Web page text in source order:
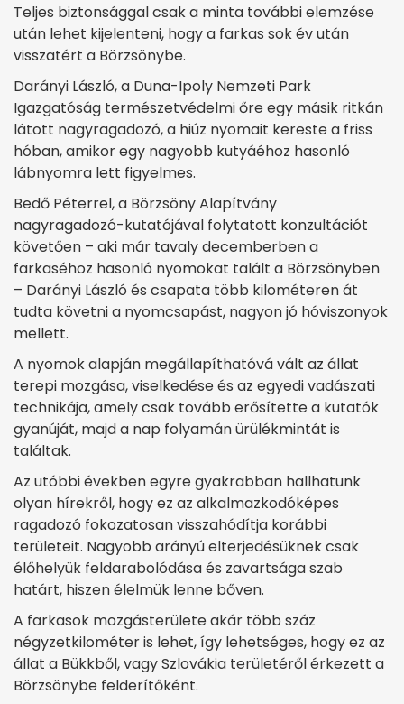
Teljes biztonsággal csak a minta további elemzése
után lehet kijelenteni, hogy a farkas sok év után
visszatért a Börzsönybe.
Darányi László, a Duna-Ipoly Nemzeti Park
Igazgatóság természetvédelmi őre egy másik ritkán
látott nagyragadozó, a hiúz nyomait kereste a friss
hóban, amikor egy nagyobb kutyáéhoz hasonló
lábnyomra lett figyelmes.
Bedő Péterrel, a Börzsöny Alapítvány
nagyragadozó-kutatójával folytatott konzultációt
követően – aki már tavaly decemberben a
farkaséhoz hasonló nyomokat talált a Börzsönyben
– Darányi László és csapata több kilométeren át
tudta követni a nyomcsapást, nagyon jó hóviszonyok
mellett.
A nyomok alapján megállapíthatóvá vált az állat
terepi mozgása, viselkedése és az egyedi vadászati
technikája, amely csak tovább erősítette a kutatók
gyanúját, majd a nap folyamán ürülékmintát is
találtak.
Az utóbbi években egyre gyakrabban hallhatunk
olyan hírekről, hogy ez az alkalmazkodóképes
ragadozó fokozatosan visszahódítja korábbi
területeit. Nagyobb arányú elterjedésüknek csak
élőhelyük feldarabolódása és zavartsága szab
határt, hiszen élelmük lenne bőven.
A farkasok mozgásterülete akár több száz
négyzetkilométer is lehet, így lehetséges, hogy ez az
állat a Bükkből, vagy Szlovákia területéről érkezett a
Börzsönybe felderítőként.